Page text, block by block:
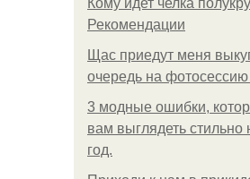
Кому идет челка
Рекомендации
Щас приедут меня
очередь на
3 модные ошибки,
вам выглядеть стильно
год.